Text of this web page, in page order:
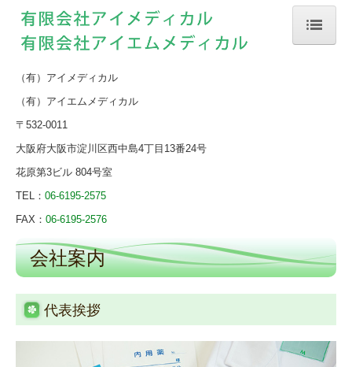
会社案内
店舗案内
（有）アイメディカル
（有）アイエムメディカル
〒532-0011
大阪府大阪市淀川区西中島4丁目13番24号
花原第3ビル 804号室
TEL： 06-6195-2575
FAX： 06-6195-2576
会社案内
代表挨拶